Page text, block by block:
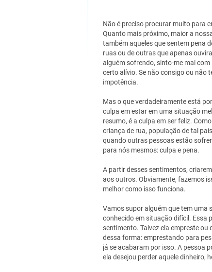
Não é preciso procurar muito para
Quanto mais próximo, maior a
também aqueles que sentem pena
ruas ou de outras que apenas
alguém sofrendo, sinto-me mal
certo alívio. Se não consigo ou não
impotência.
Mas o que verdadeiramente está
culpa em estar em uma situação
resumo, é a culpa em ser feliz.
criança de rua, população de tal
quando outras pessoas estão
para nós mesmos: culpa e pena.
A partir desses sentimentos,
aos outros. Obviamente, fazemos
melhor como isso funciona.
Vamos supor alguém que tem uma
conhecido em situação difícil. Essa
sentimento. Talvez ela empreste ou
dessa forma: emprestando para
já se acabaram por isso. A pessoa
ela desejou perder aquele dinheiro,